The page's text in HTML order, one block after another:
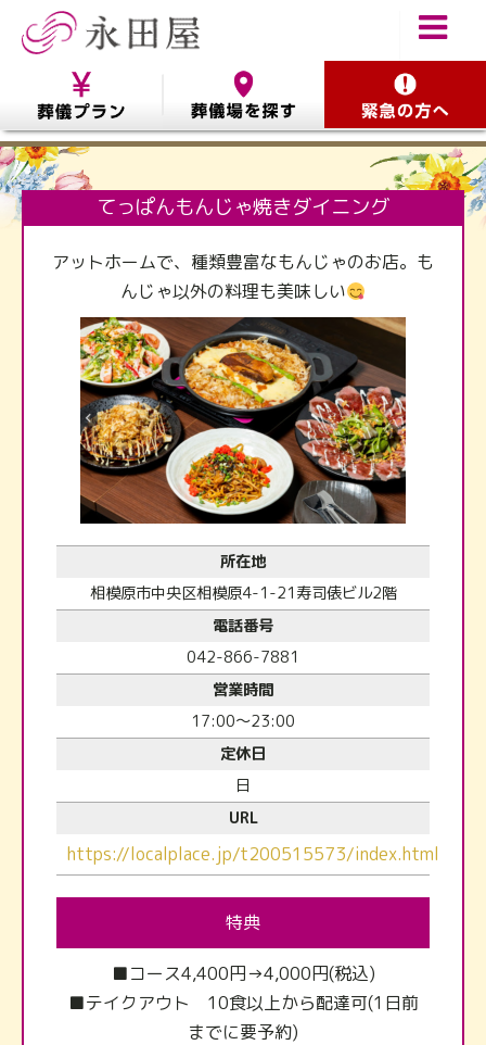
てっぱんもんじゃ焼きダイニング
アットホームで、種類豊富なもんじゃのお店。も
んじゃ以外の料理も美味しい
所在地
相模原市中央区相模原4-1-21寿司俵ビル2階
電話番号
042-866-7881
営業時間
17:00～23:00
定休日
日
URL
https://localplace.jp/t200515573/index.html
特典
■コース4,400円→4,000円(税込)
■テイクアウト 10食以上から配達可(1日前
までに要予約)